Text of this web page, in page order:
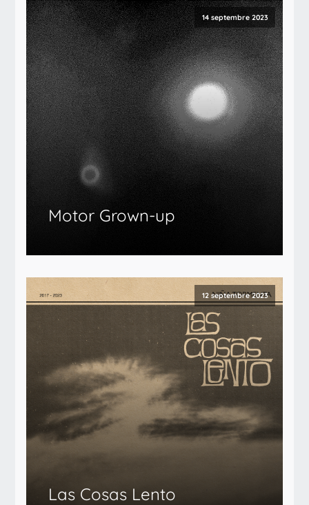
14 septembre 2023
Motor Grown​-​up
12 septembre 2023
Las Cosas Lento